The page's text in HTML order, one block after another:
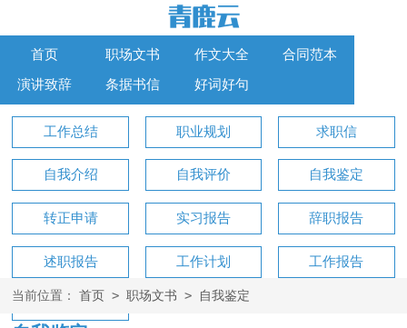
首页 职场文书 作文大全 合同范本
演讲致辞 条据书信 好词好句
工作总结 职业规划 求职信
自我介绍 自我评价 自我鉴定
转正申请 实习报告 辞职报告
述职报告 工作计划 工作报告
工作方案
当前位置： 首页 > 职场文书 > 自我鉴定